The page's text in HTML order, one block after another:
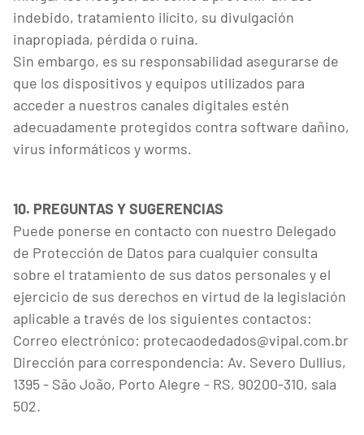
indebido, tratamiento ilícito, su divulgación
inapropiada, pérdida o ruina.
Sin embargo, es su responsabilidad asegurarse de
que los dispositivos y equipos utilizados para
acceder a nuestros canales digitales estén
adecuadamente protegidos contra software dañino,
virus informáticos y worms.
10. PREGUNTAS Y SUGERENCIAS
Puede ponerse en contacto con nuestro Delegado
de Protección de Datos para cualquier consulta
sobre el tratamiento de sus datos personales y el
ejercicio de sus derechos en virtud de la legislación
aplicable a través de los siguientes contactos:
Correo electrónico: protecaodedados@vipal.com.br
Dirección para correspondencia: Av. Severo Dullius,
1395 - São João, Porto Alegre - RS, 90200-310, sala
502.